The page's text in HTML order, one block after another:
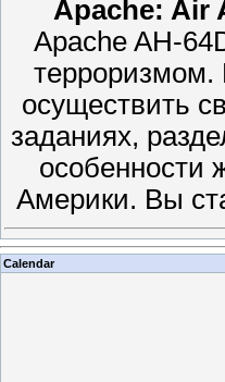
Apache: Air
Apache AH-
терроризмом.
осуществить
заданиях,
особенности
Америки. Вы
Calendar